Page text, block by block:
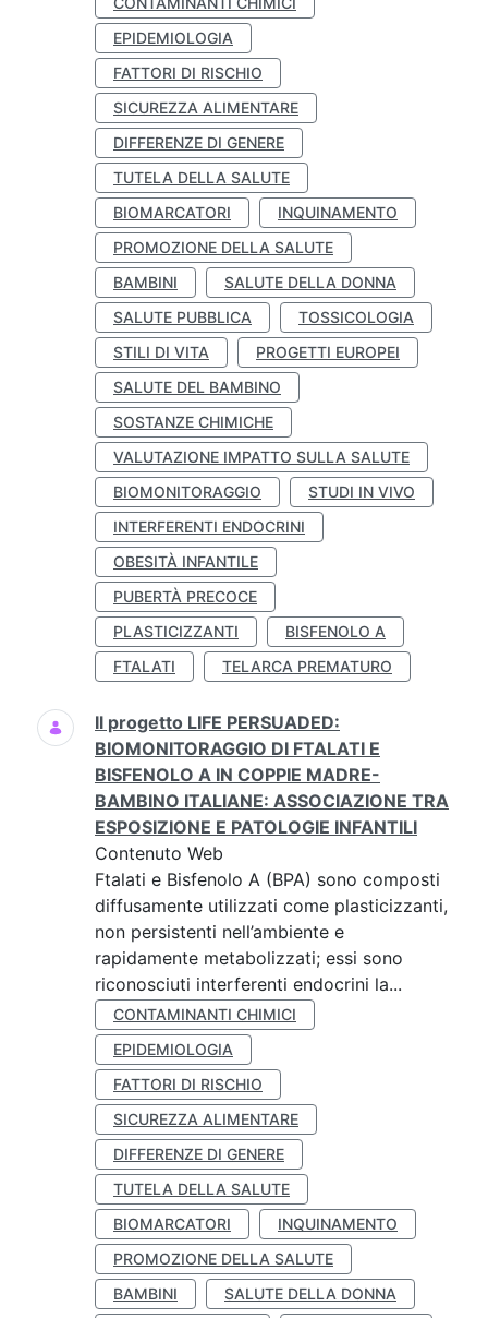
EPIDEMIOLOGIA
FATTORI DI RISCHIO
SICUREZZA ALIMENTARE
DIFFERENZE DI GENERE
TUTELA DELLA SALUTE
BIOMARCATORI
INQUINAMENTO
PROMOZIONE DELLA SALUTE
BAMBINI
SALUTE DELLA DONNA
SALUTE PUBBLICA
TOSSICOLOGIA
STILI DI VITA
PROGETTI EUROPEI
SALUTE DEL BAMBINO
SOSTANZE CHIMICHE
VALUTAZIONE IMPATTO SULLA SALUTE
BIOMONITORAGGIO
STUDI IN VIVO
INTERFERENTI ENDOCRINI
OBESITÀ INFANTILE
PUBERTÀ PRECOCE
PLASTICIZZANTI
BISFENOLO A
FTALATI
TELARCA PREMATURO
Il progetto LIFE PERSUADED:
BIOMONITORAGGIO DI FTALATI E
BISFENOLO A IN COPPIE MADRE-
BAMBINO ITALIANE: ASSOCIAZIONE TRA
ESPOSIZIONE E PATOLOGIE INFANTILI
Contenuto Web
Ftalati e Bisfenolo A (BPA) sono composti
diffusamente utilizzati come plasticizzanti,
non persistenti nell’ambiente e
rapidamente metabolizzati; essi sono
riconosciuti interferenti endocrini la...
CONTAMINANTI CHIMICI
EPIDEMIOLOGIA
FATTORI DI RISCHIO
SICUREZZA ALIMENTARE
DIFFERENZE DI GENERE
TUTELA DELLA SALUTE
BIOMARCATORI
INQUINAMENTO
PROMOZIONE DELLA SALUTE
BAMBINI
SALUTE DELLA DONNA